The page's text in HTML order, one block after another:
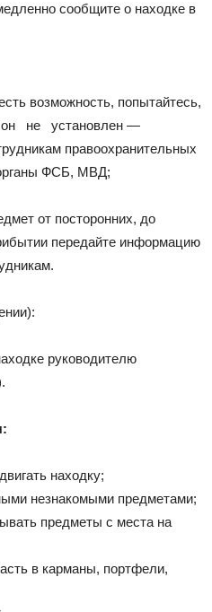
сообщите о находке в
возможность, попытайтесь,
он не установлен —
правоохранительных
ФСБ, МВД;
от посторонних, до
передайте информацию
руководителю
находку;
незнакомыми предметами;
предметы с места на
в карманы, портфели,